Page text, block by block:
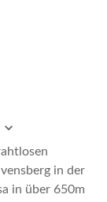
in der
in über 650m